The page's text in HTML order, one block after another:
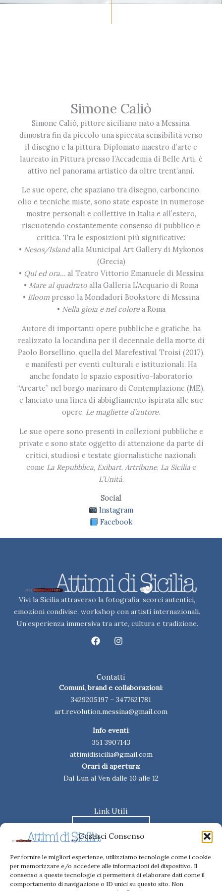
Gestisci Consenso
Per fornire le migliori esperienze, utilizziamo tecnologie come i cookie
per memorizzare e/o accedere alle informazioni del dispositivo. Il
consenso a queste tecnologie ci permetterà di elaborare dati come il
comportamento di navigazione o ID unici su questo sito. Non
Simone Caliò
Simone Caliò, pittore siciliano nato a Messina,
dimostra fin da piccolo una spiccata sensibilità verso
il disegno e la pittura. Diplomato maestro d’arte e
laureato in Pittura presso l’Accademia di Belle Arti, è
attivo nel panorama artistico da oltre trent’anni.
Le sue opere, che spaziano tra disegno, carboncino,
olio e tecniche miste, sono state esposte in numerose
mostre personali e collettive in Italia e all’estero,
riscuotendo costantemente consenso di pubblico e
critica. Tra le esposizioni più significative:
• Nesos/Islandalla Municipal Art Gallery di Mykonos
(Grecia)
• Qui ed ora…al Teatro Vittorio Emanuele di Messina
• Mare al quadrato alla Galleria L’Acquario di Roma
• Bloom presso la Mondadori Bookstore di Messina
• Nella gioia e nel colorea Roma
Autore di importanti opere pubbliche e grafiche, ha
realizzato la locandina per il decennale della morte di
Paolo Borsellino, quella del Marefestival Troisi (2017),
e manifesti per eventi culturali e istituzionali. Ha
anche fondato lo spazio espositivo-laboratorio
“Arearte” nel borgo marinaro di Contemplazione (ME),
e lanciato una linea di abbigliamento ispirata alle sue
opere, Le magliette d’autore.
Le sue opere sono presenti in collezioni pubbliche e
private e sono state oggetto di attenzione da parte di
critici, studiosi e testate giornalistiche nazionali
come La Repubblica, Exibart, Artribune, La Siciliae
L’Unità.
Social
Instagram
Facebook
Vivi la Sicilia attraverso la fotografia: scorci autentici,
emozioni condivise, workshop con artisti internazionali.
Un’esperienza immersiva tra arte, cultura e tradizione.
F
a
b
o
o
k
I
a
g
r
a
m
Contatti
Comuni, brand e collaborazioni:
3429205197 – 3477621781
art.revolution.messina@gmail.com
Info eventi:
351 3907143
attimidisicilia@gmail.com
Orari di apertura:
Dal Lun al Ven dalle 10 alle 12
Link Utili
LIBERATORIA PER L'IMMAGINE
LIBERATORIA PER CESSIONE DEI DIRITTI